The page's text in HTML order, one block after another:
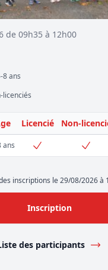
de 09h35 à 12h00
8 ans
licenciés
Licencié Non-
ans
inscriptions le 29/08/2026 à
Inscription
des participants